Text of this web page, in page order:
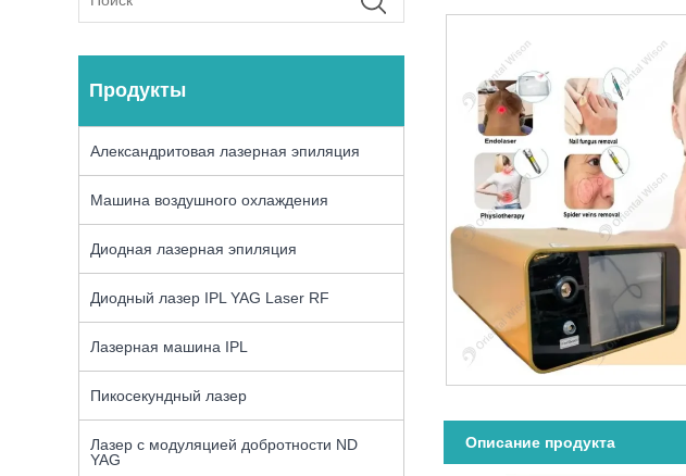
Продукты
Александритовая лазерная эпиляция
Машина воздушного охлаждения
Диодная лазерная эпиляция
Диодный лазер IPL YAG Laser RF
Лазерная машина IPL
Пикосекундный лазер
Лазер с модуляцией добротности ND
YAG
Описание продукта